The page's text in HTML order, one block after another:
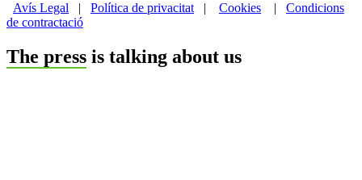
Avís Legal
Política de privacitat Cookies
Condicions
de contractació
The press is talking about us